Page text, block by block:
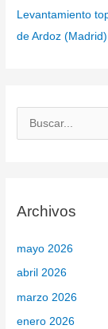
Levantamiento
de Ardoz (Madrid)
a
o
r
:
Archivos
mayo 2026
abril 2026
marzo 2026
enero 2026